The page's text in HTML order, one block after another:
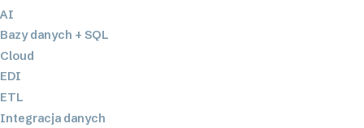
AI
Bazy danych + SQL
Cloud
EDI
ETL
Integracja danych